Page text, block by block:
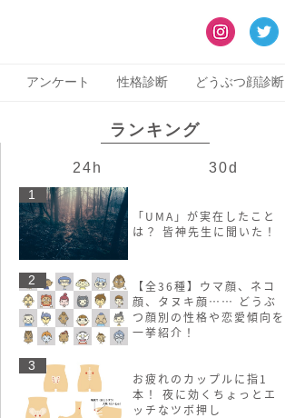
アンケート 性格診断 どうぶつ顔診断
ランキング
24h 30d
1
「UMA」が実在したこと
は？ 皆神先生に聞いた！
2
【全36種】ウマ顔、ネコ
顔、タヌキ顔…… どうぶ
つ顔別の性格や恋愛傾向を
一挙紹介！
3
お疲れのカップルに指1
本！ 夜に効くちょっとエ
ッチなツボ押し